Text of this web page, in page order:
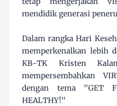
mendidik generasi
Dalam rangka Hari
memperkenalkan lebih
KB-TK Kristen
mempersembahkan
dengan tema "GET
HEALTHY!"